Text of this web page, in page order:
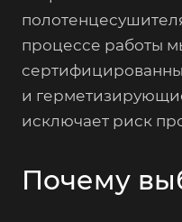
процессе работы
и
исключает риск
Почему